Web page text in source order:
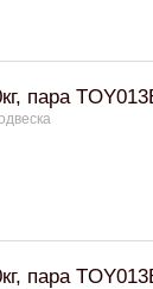
пара
пара